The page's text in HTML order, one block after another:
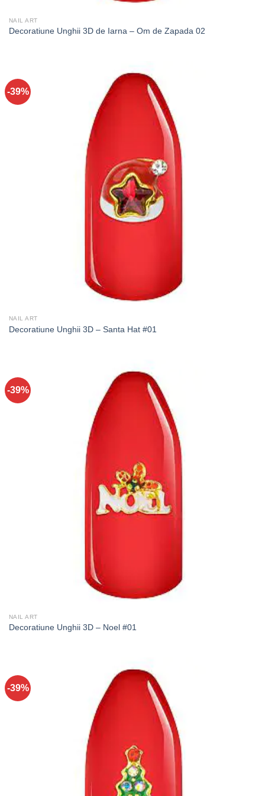
NAIL ART
Decoratiune Unghii 3D de Iarna – Om de Zapada 02
-39%
NAIL ART
Decoratiune Unghii 3D – Santa Hat #01
-39%
NAIL ART
Decoratiune Unghii 3D – Noel #01
-39%